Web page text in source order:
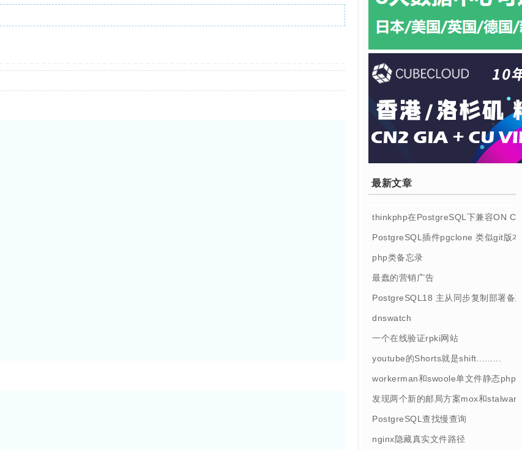
最新文章
thinkphp在PostgreSQL下兼容ON
PostgreSQL插件pgclone 类似git版
php类备忘录
最蠢的营销广告
PostgreSQL18 主从同步复制部署备
dnswatch
一个在线验证rpki网站
youtube的Shorts就是shift.........
workerman和swoole单文件静态php
发现两个新的邮局方案mox和stalwart
PostgreSQL查找慢查询
nginx隐藏真实文件路径